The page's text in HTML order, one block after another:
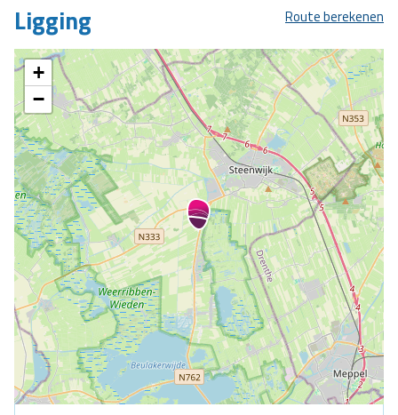
Route berekenen
Ligging
+
−